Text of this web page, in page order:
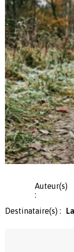
Auteur(s)
:
Destinataire(s) :